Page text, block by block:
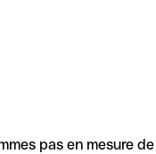
pas en mesure